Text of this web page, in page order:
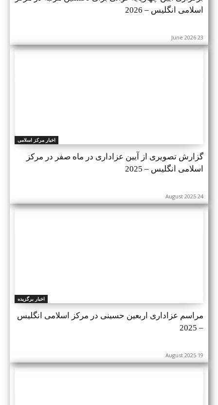
اسلامی انگلیس – 2026
23 June 2026
اخبار مرکز اسلامی
گزارش تصویری از آیین عزاداری در ماه صفر در مرکز
اسلامی انگلیس – 2025
24 August 2025
اخبار برگزیده
مراسم عزاداری اربعین حسینی در مرکز اسلامی انگلیس
– 2025
19 August 2025